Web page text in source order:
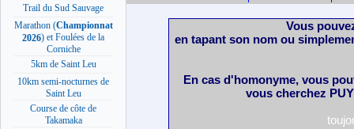
Trail du Sud Sauvage
Marathon (Championnat
2026) et Foulées de la
Corniche
5km de Saint Leu
10km semi-nocturnes de
Saint Leu
Course de côte de
Takamaka
Vous
en tapant son nom ou
En cas d'homonyme, vous
vous cherchez